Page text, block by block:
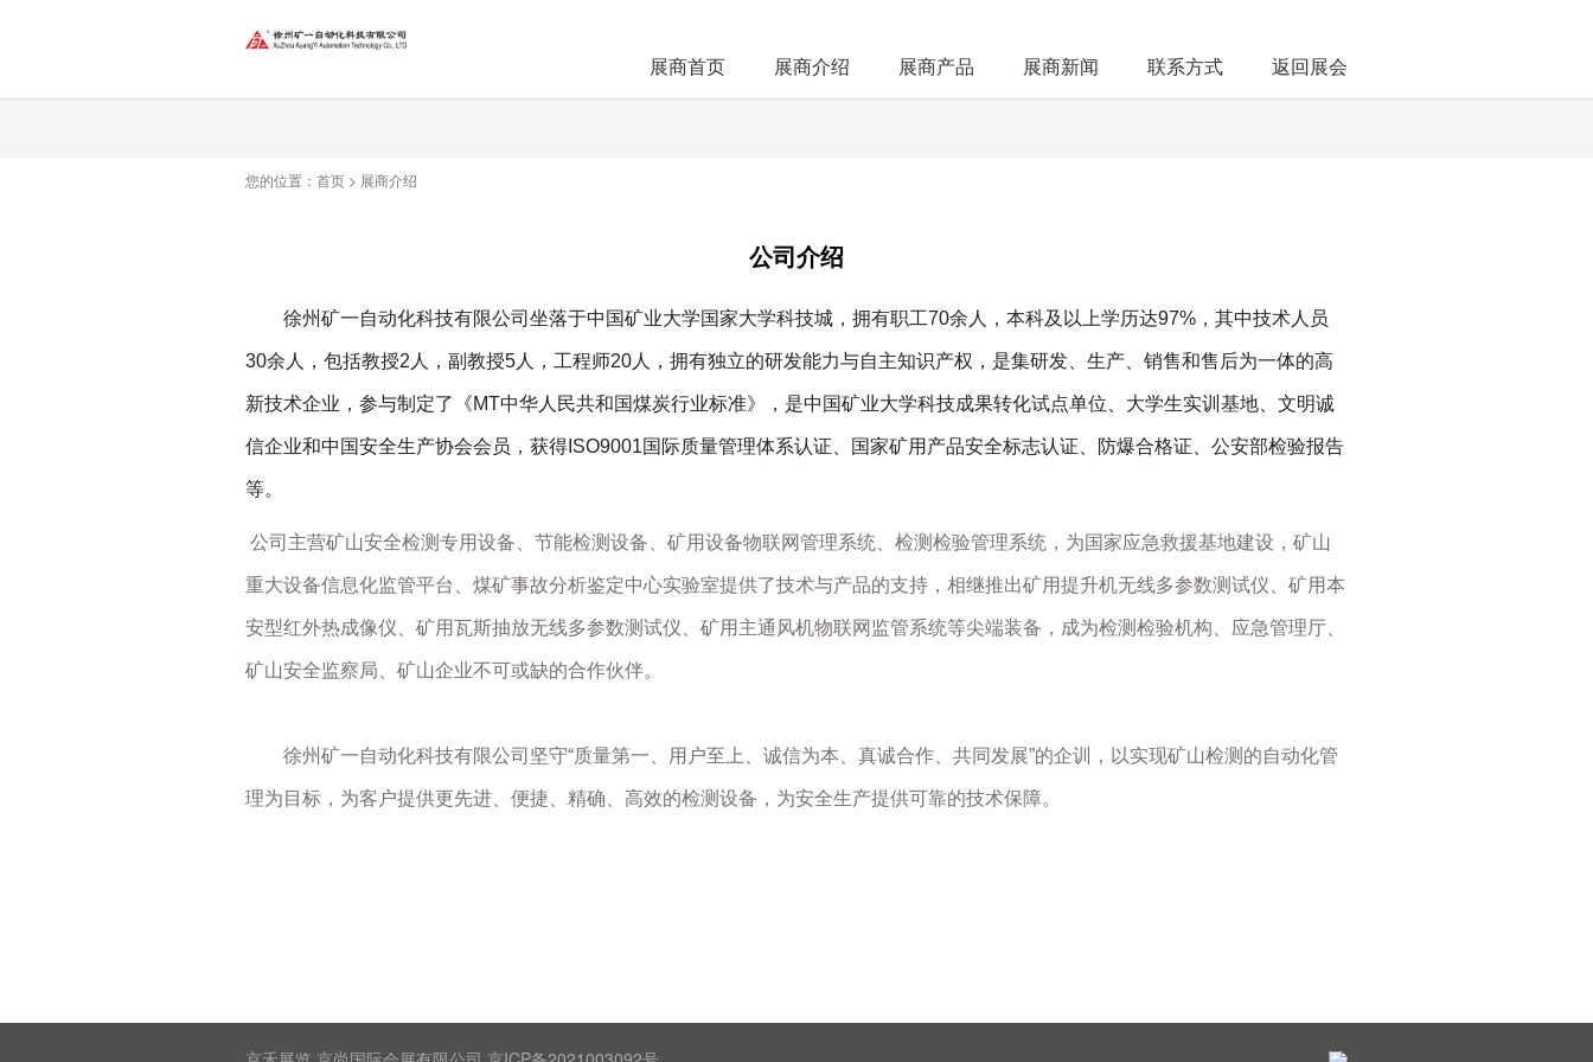
展商首页 展商介绍 展商产品 展商新闻 联系方式 返回展会
您的位置： 首页 > 展商介绍
公司介绍
徐州矿一自动化科技有限公司坐落于中国矿业大学国家大学科技城，拥有职工70余人，本科及以上学历达97%，其中技术人员
30余人，包括教授2人，副教授5人，工程师20人，拥有独立的研发能力与自主知识产权，是集研发、生产、销售和售后为一体的高
新技术企业，参与制定了《MT中华人民共和国煤炭行业标准》，是中国矿业大学科技成果转化试点单位、大学生实训基地、文明诚
信企业和中国安全生产协会会员，获得ISO9001国际质量管理体系认证、国家矿用产品安全标志认证、防爆合格证、公安部检验报告
等。
公司主营矿山安全检测专用设备、节能检测设备、矿用设备物联网管理系统、检测检验管理系统，为国家应急救援基地建设，矿山
重大设备信息化监管平台、煤矿事故分析鉴定中心实验室提供了技术与产品的支持，相继推出矿用提升机无线多参数测试仪、矿用本
安型红外热成像仪、矿用瓦斯抽放无线多参数测试仪、矿用主通风机物联网监管系统等尖端装备，成为检测检验机构、应急管理厅、
矿山安全监察局、矿山企业不可或缺的合作伙伴。
徐州矿一自动化科技有限公司坚守“质量第一、用户至上、诚信为本、真诚合作、共同发展”的企训，以实现矿山检测的自动化管
理为目标，为客户提供更先进、便捷、精确、高效的检测设备，为安全生产提供可靠的技术保障。